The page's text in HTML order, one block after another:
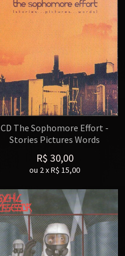
CD The Sophomore Effort -
Stories Pictures Words
R$ 30,00
ou 2xR$ 15,00